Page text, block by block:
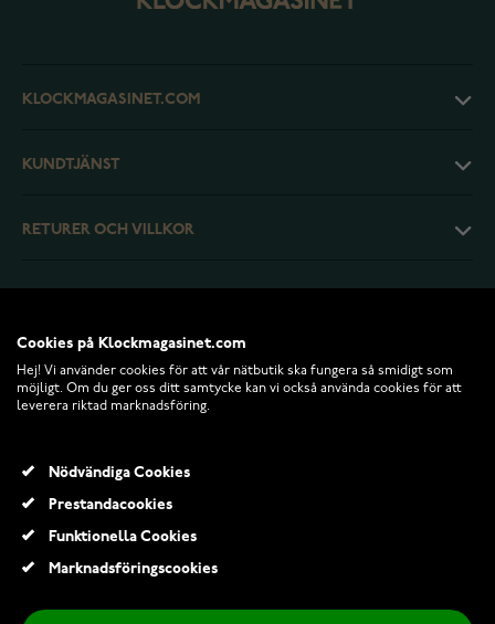
KLOCKMAGASINET.COM
KUNDTJÄNST
RETURER OCH VILLKOR
© 2026 Klockmagasinet.com
Cookies på Klockmagasinet.com
Hej! Vi använder cookies för att vår nätbutik ska fungera så smidigt som
möjligt. Om du ger oss ditt samtycke kan vi också använda cookies för att
leverera riktad marknadsföring.
Nödvändiga Cookies
Prestandacookies
Funktionella Cookies
Marknadsföringscookies